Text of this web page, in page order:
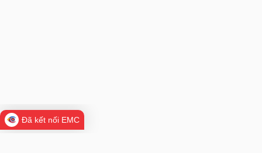
Đã kết nối EMC